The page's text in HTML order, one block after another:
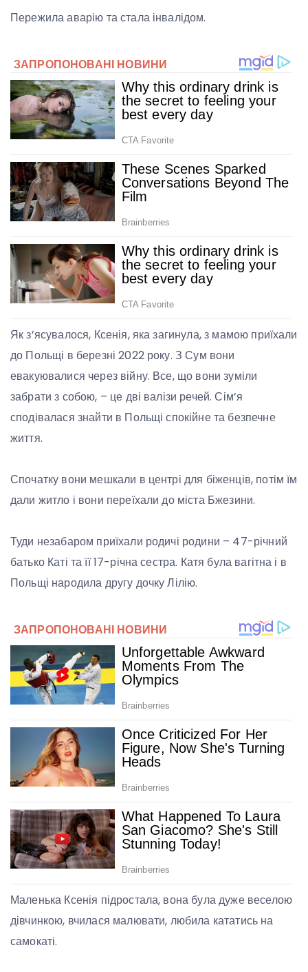
Пережила аварію та стала інвалідом.
Як з’ясувалося, Ксенія, яка загинула, з мамою приїхали
до Польщі в березні 2022 року. З Сум вони
евакуювалися через війну. Все, що вони зуміли
забрати з собою, – це дві валізи речей. Сім’я
сподівалася знайти в Польщі спокійне та безпечне
життя.
Спочатку вони мешкали в центрі для біженців, потім їм
дали житло і вони переїхали до міста Бжезини.
Туди незабаром приїхали родичі родини – 47-річний
батько Каті та її 17-річна сестра. Катя була вагітна і в
Польщі народила другу дочку Лілію.
Маленька Ксенія підростала, вона була дуже веселою
дівчинкою, вчилася малювати, любила кататись на
самокаті.